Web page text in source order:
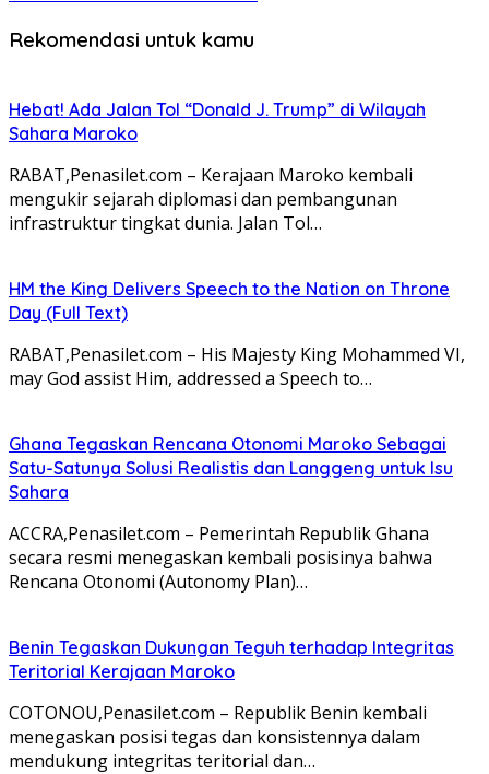
Rekomendasi untuk kamu
Hebat! Ada Jalan Tol “Donald J. Trump” di Wilayah
Sahara Maroko
RABAT,Penasilet.com – Kerajaan Maroko kembali
mengukir sejarah diplomasi dan pembangunan
infrastruktur tingkat dunia. Jalan Tol…
HM the King Delivers Speech to the Nation on Throne
Day (Full Text)
RABAT,Penasilet.com – His Majesty King Mohammed VI,
may God assist Him, addressed a Speech to…
Ghana Tegaskan Rencana Otonomi Maroko Sebagai
Satu-Satunya Solusi Realistis dan Langgeng untuk Isu
Sahara
ACCRA,Penasilet.com – Pemerintah Republik Ghana
secara resmi menegaskan kembali posisinya bahwa
Rencana Otonomi (Autonomy Plan)…
Benin Tegaskan Dukungan Teguh terhadap Integritas
Teritorial Kerajaan Maroko
COTONOU,Penasilet.com – Republik Benin kembali
menegaskan posisi tegas dan konsistennya dalam
mendukung integritas teritorial dan…